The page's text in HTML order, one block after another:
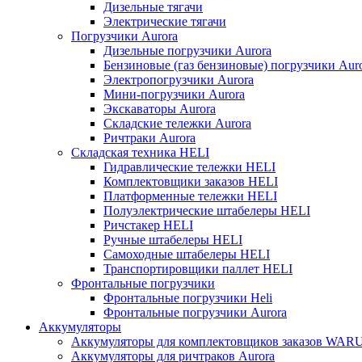
Дизельные тягачи
Электрические тягачи
Погрузчики Aurora
Дизельные погрузчики Aurora
Бензиновые (газ бензиновые) погрузчики
Электропогрузчики Aurora
Мини-погрузчики Aurora
Экскаваторы Aurora
Складские тележки Aurora
Ричтраки Aurora
Складская техника HELI
Гидравлические тележки HELI
Комплектовщики заказов HELI
Платформенные тележки HELI
Полуэлектрические штабелеры HELI
Ричстакер HELI
Ручные штабелеры HELI
Самоходные штабелеры HELI
Транспортировщики паллет HELI
Фронтальные погрузчики
Фронтальные погрузчики Heli
Фронтальные погрузчики Aurora
Аккумуляторы
Аккумуляторы для комплектовщиков заказов
Аккумуляторы для ричтраков Aurora